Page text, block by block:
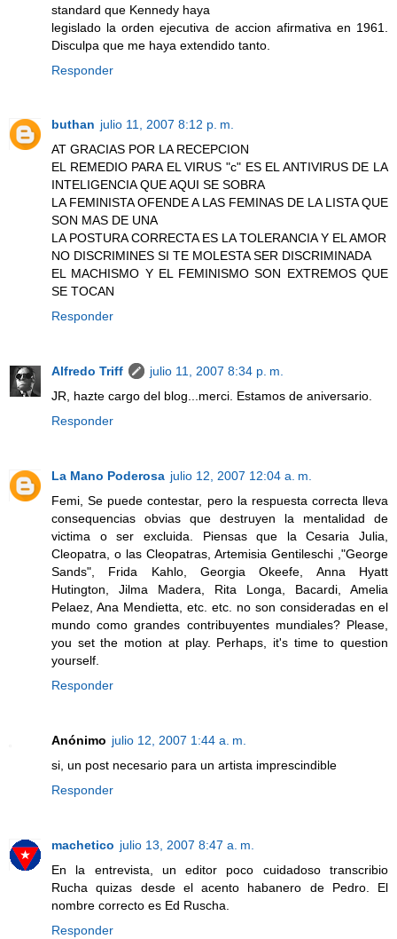
standard que Kennedy haya
legislado la orden ejecutiva de accion afirmativa en 1961.
Disculpa que me haya extendido tanto.
Responder
buthan julio 11, 2007 8:12 p. m.
AT GRACIAS POR LA RECEPCION
EL REMEDIO PARA EL VIRUS "c" ES EL ANTIVIRUS DE LA
INTELIGENCIA QUE AQUI SE SOBRA
LA FEMINISTA OFENDE A LAS FEMINAS DE LA LISTA QUE
SON MAS DE UNA
LA POSTURA CORRECTA ES LA TOLERANCIA Y EL AMOR
NO DISCRIMINES SI TE MOLESTA SER DISCRIMINADA
EL MACHISMO Y EL FEMINISMO SON EXTREMOS QUE
SE TOCAN
Responder
Alfredo Triff
julio 11, 2007 8:34 p. m.
JR, hazte cargo del blog...merci. Estamos de aniversario.
Responder
La Mano Poderosa julio 12, 2007 12:04 a. m.
Femi, Se puede contestar, pero la respuesta correcta lleva
consequencias obvias que destruyen la mentalidad de
victima o ser excluida. Piensas que la Cesaria Julia,
Cleopatra, o las Cleopatras, Artemisia Gentileschi ,"George
Sands", Frida Kahlo, Georgia Okeefe, Anna Hyatt
Hutington, Jilma Madera, Rita Longa, Bacardi, Amelia
Pelaez, Ana Mendietta, etc. etc. no son consideradas en el
mundo como grandes contribuyentes mundiales? Please,
you set the motion at play. Perhaps, it's time to question
yourself.
Responder
Anónimo julio 12, 2007 1:44 a. m.
si, un post necesario para un artista imprescindible
Responder
machetico julio 13, 2007 8:47 a. m.
En la entrevista, un editor poco cuidadoso transcribio
Rucha quizas desde el acento habanero de Pedro. El
nombre correcto es Ed Ruscha.
Responder